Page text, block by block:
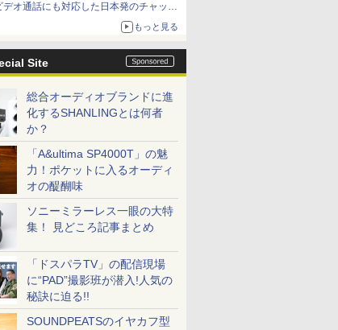
デオ通話にも対応した日本発のチャット
もっと見る
Site
総合オーディオブランドに進
化するSHANLINGとは何者
か？
「A&ultima SP4000T」の魅
力！ポケットに入るオーディ
オの醍醐味
ソニーミラーレス一眼の大特
集！ 見どころ記事まとめ
「ドスパラTV」の配信現場
に“PAD”撮影班が潜入!人気の
秘訣に迫る!!
SOUNDPEATSのイヤカフ型